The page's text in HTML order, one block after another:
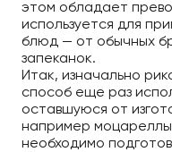
этом обладает
используется для
блюд — от обычных
запеканок.
Итак, изначально
способ еще раз
оставшуюся от
например
необходимо